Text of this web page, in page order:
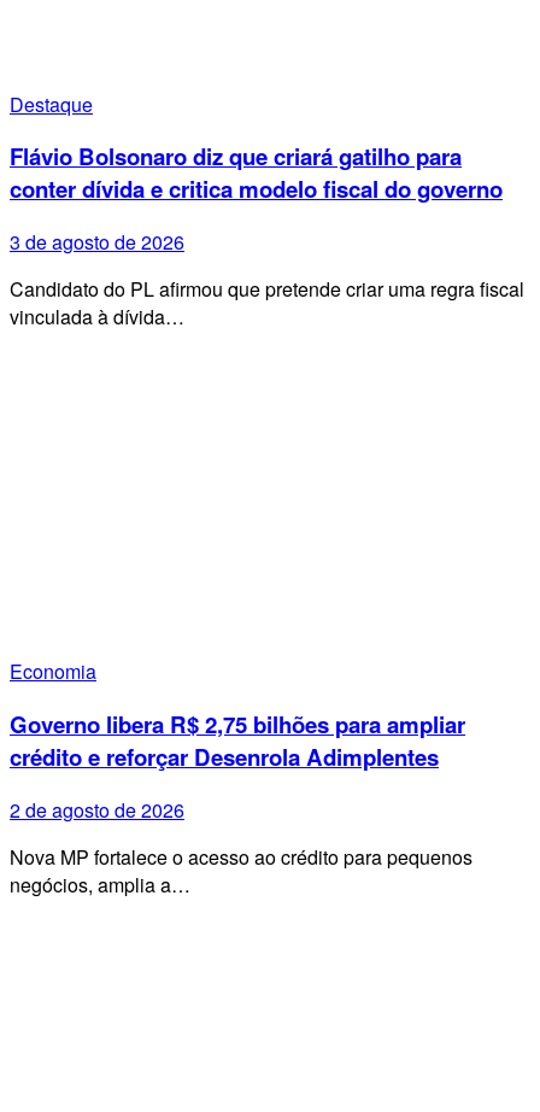
Destaque
Flávio Bolsonaro diz que criará gatilho para
conter dívida e critica modelo fiscal do governo
3 de agosto de 2026
Candidato do PL afirmou que pretende criar uma regra fiscal
vinculada à dívida…
Economia
Governo libera R$ 2,75 bilhões para ampliar
crédito e reforçar Desenrola Adimplentes
2 de agosto de 2026
Nova MP fortalece o acesso ao crédito para pequenos
negócios, amplia a…